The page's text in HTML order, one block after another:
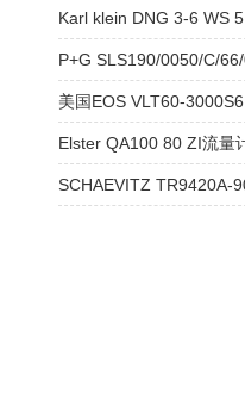
Karl klein DNG 3-6 WS
P+G SLS190/0050/C/
美国EOS VLT60-
Elster QA100 80 ZI流量
SCHAEVITZ TR9420A-